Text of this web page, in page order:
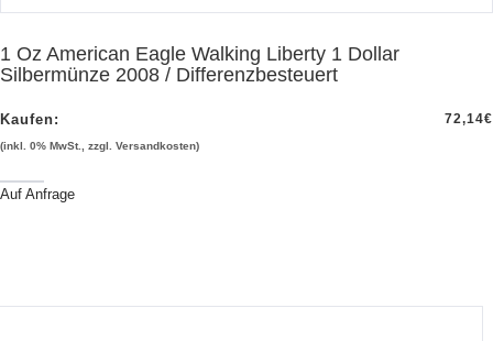
1 Oz American Eagle Walking Liberty 1 Dollar
Silbermünze 2008 / Differenzbesteuert
Kaufen: 72,14€
(inkl. 0% MwSt., zzgl. Versandkosten)
Auf Anfrage